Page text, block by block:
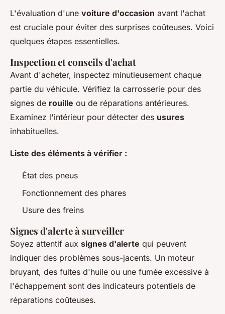
L'évaluation d'une voiture d'occasion avant l'achat
est cruciale pour éviter des surprises coûteuses. Voici
quelques étapes essentielles.
Inspection et conseils d'achat
Avant d'acheter, inspectez minutieusement chaque
partie du véhicule. Vérifiez la carrosserie pour des
signes de rouille ou de réparations antérieures.
Examinez l'intérieur pour détecter des usures
inhabituelles.
Liste des éléments à vérifier :
État des pneus
Fonctionnement des phares
Usure des freins
Signes d'alerte à surveiller
Soyez attentif aux signes d'alerte qui peuvent
indiquer des problèmes sous-jacents. Un moteur
bruyant, des fuites d'huile ou une fumée excessive à
l'échappement sont des indicateurs potentiels de
réparations coûteuses.